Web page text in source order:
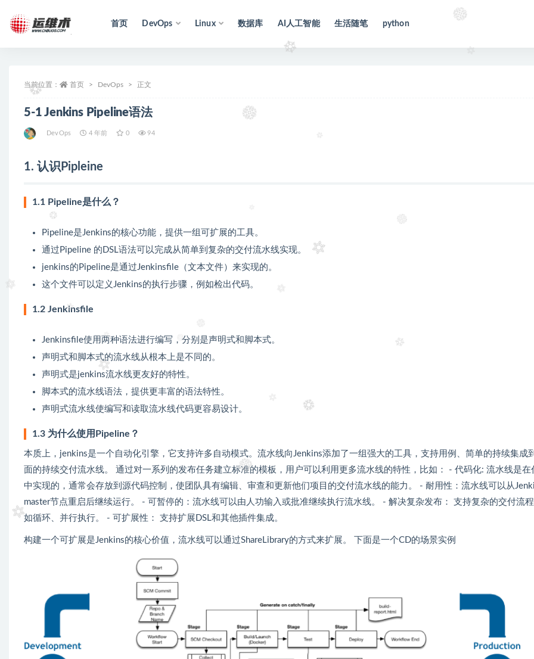
首页 DevOps Linux 数据库 AI人工智能 生活随笔 python
当前位置： 首页 DevOps 正文
5-1 Jenkins Pipeline语法
DevOps 4 年前 0 94
1. 认识Pipleine
1.1 Pipeline是什么？
Pipeline是Jenkins的核心功能，提供一组可扩展的工具。
通过Pipeline 的DSL语法可以完成从简单到复杂的交付流水线实现。
jenkins的Pipeline是通过Jenkinsfile（文本文件）来实现的。
这个文件可以定义Jenkins的执行步骤，例如检出代码。
1.2 Jenkinsfile
Jenkinsfile使用两种语法进行编写，分别是声明式和脚本式。
声明式和脚本式的流水线从根本上是不同的。
声明式是jenkins流水线更友好的特性。
脚本式的流水线语法，提供更丰富的语法特性。
声明式流水线使编写和读取流水线代码更容易设计。
1.3 为什么使用Pipeline？
本质上，jenkins是一个自动化引擎，它支持许多自动模式。流水线向Jenkins添加了一组强大的工具，支持用例、简单的持续集成
面的持续交付流水线。 通过对一系列的发布任务建立标准的模板，用户可以利用更多流水线的特性，比如： - 代码化: 流水线是在
中实现的，通常会存放到源代码控制，使团队具有编辑、审查和更新他们项目的交付流水线的能力。 - 耐用性：流水线可以从
master节点重启后继续运行。 - 可暂停的：流水线可以由人功输入或批准继续执行流水线。 - 解决复杂发布： 支持复杂的交付流程
如循环、并行执行。 - 可扩展性： 支持扩展DSL和其他插件集成。
构建一个可扩展是Jenkins的核心价值，流水线可以通过ShareLibrary的方式来扩展。 下面是一个CD的场景实例